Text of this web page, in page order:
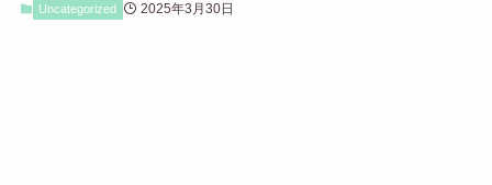
Uncategorized 2025年3月30日